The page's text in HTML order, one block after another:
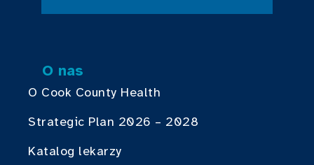
O nas
O Cook County Health
Strategic Plan 2026 – 2028
Katalog lekarzy